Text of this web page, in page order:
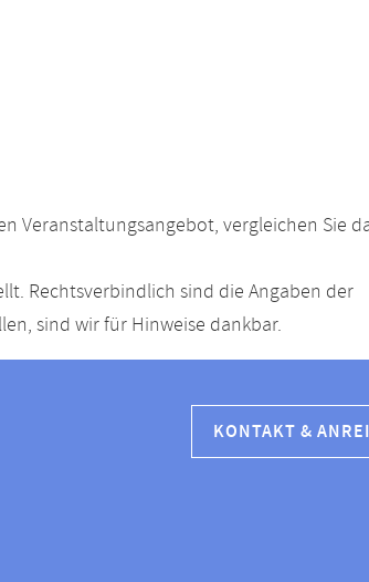
Veranstaltungsangebot, vergleichen Sie
Rechtsverbindlich sind die Angaben der
sind wir für Hinweise dankbar.
KONTAKT &